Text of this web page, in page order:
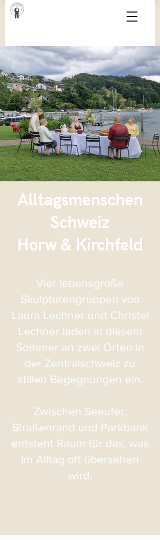
Alltagsmenschen
Schweiz
Horw & Kirchfeld
Vier lebensgroße
Skulpturengruppen von
Laura Lechner und Christel
Lechner laden in diesem
Sommer an zwei Orten in
der Zentralschweiz zu
stillen Begegnungen ein.
Zwischen Seeufer,
Straßenrand und Parkbank
entsteht Raum für das, was
im Alltag oft übersehen
wird.